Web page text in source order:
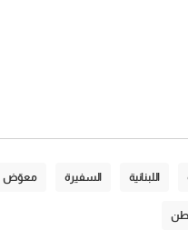
اللبنانية السفيرة معوّض